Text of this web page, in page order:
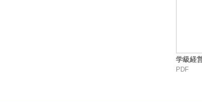
学級経
PDF